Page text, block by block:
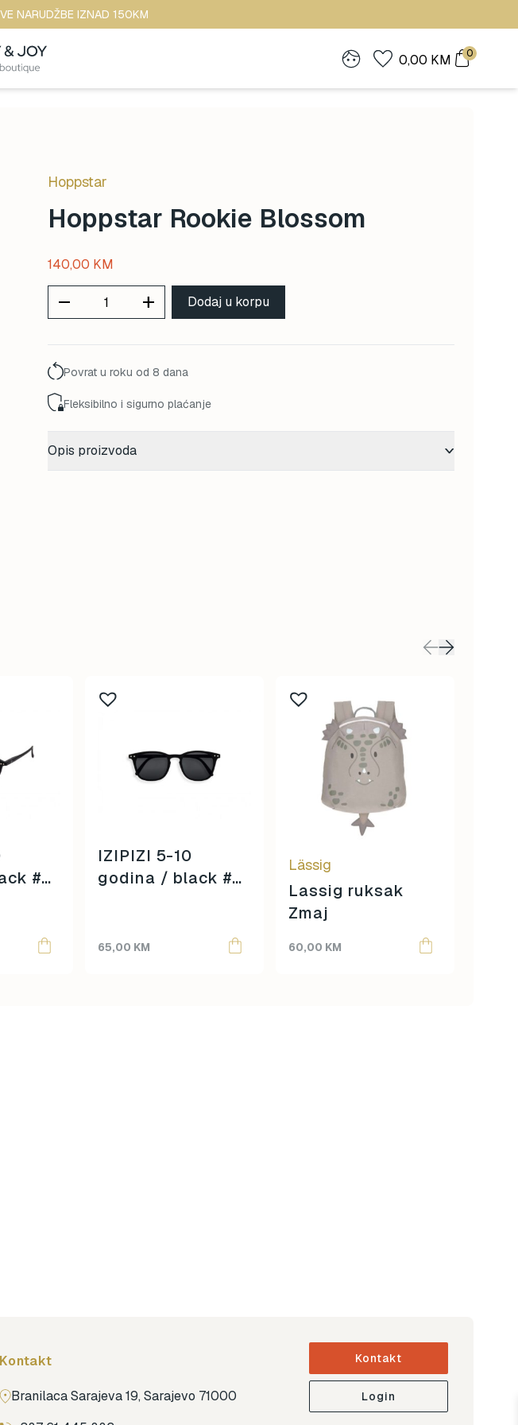
NARUDŽBE IZNAD 150KM
0,00 KM 0
Hoppstar
Hoppstar Rookie Blossom
140,00 KM
remove add Dodaj u korpu
Povrat u roku od 8 dana
Fleksibilno i sigurno plaćanje
Opis proizvoda
#d
IZIPIZI 5-10
godina / black #e
65,00 KM
Lässig
Lassig ruksak
Zmaj
60,00 KM
Kontakt
Branilaca Sarajeva 19, Sarajevo 71000
Kontakt
Login